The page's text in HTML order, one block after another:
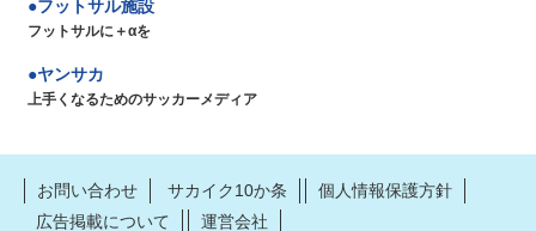
フットサル施設
フットサルに＋αを
ヤンサカ
上手くなるためのサッカーメディア
お問い合わせ サカイク10か条
個人情報保護方針
広告掲載について
運営会社